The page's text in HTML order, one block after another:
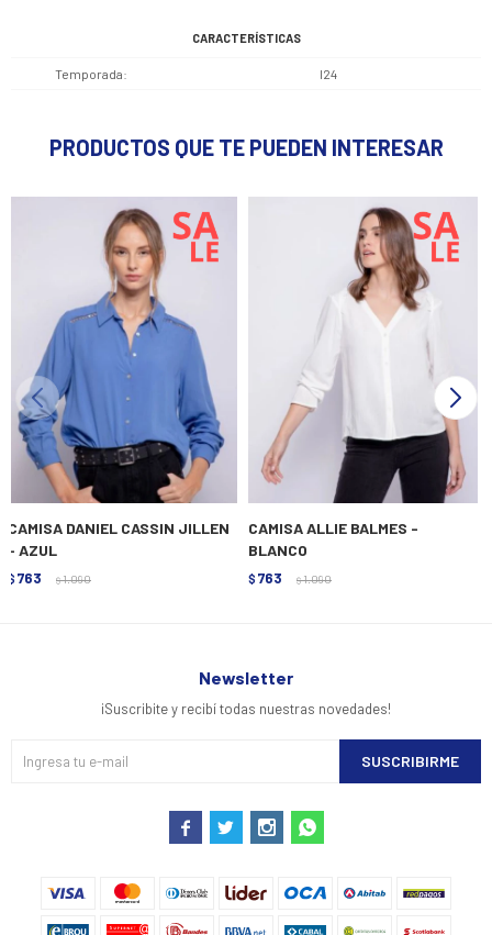
CARACTERÍSTICAS
Temporada I24
PRODUCTOS QUE TE PUEDEN INTERESAR
CAMISA DANIEL CASSIN JILLEN
- AZUL
$ 763 $ 1.090
CAMISA ALLIE BALMES -
BLANCO
$ 763 $ 1.090
Newsletter
¡Suscribite y recibí todas nuestras novedades!
SUSCRIBIRME
   